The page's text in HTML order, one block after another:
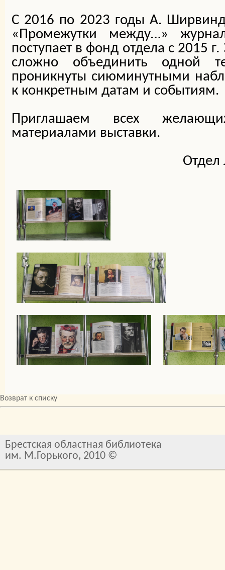
С 2016 по 2023 годы А.
«Промежутки между…»
поступает в фонд отдела с 2015
сложно объединить одной
проникнуты сиюминутными
к конкретным датам и событиям.
Приглашаем всех
материалами выставки.
Отдел
Возврат к списку
Брестская областная библиотека
им. М.Горького, 2010 ©